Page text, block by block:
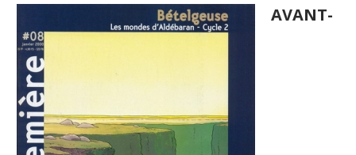
AVANT-